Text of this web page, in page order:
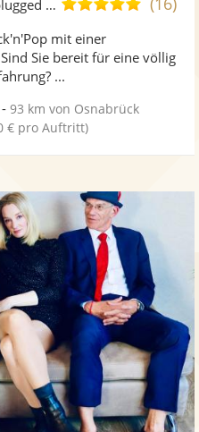
Sternen
Ensemble/Musikgruppe, Unplugged Band/Akustik Band
mit einer
Sie bereit für eine völlig
...
-93 km von Osnabrück
€ pro Auftritt)